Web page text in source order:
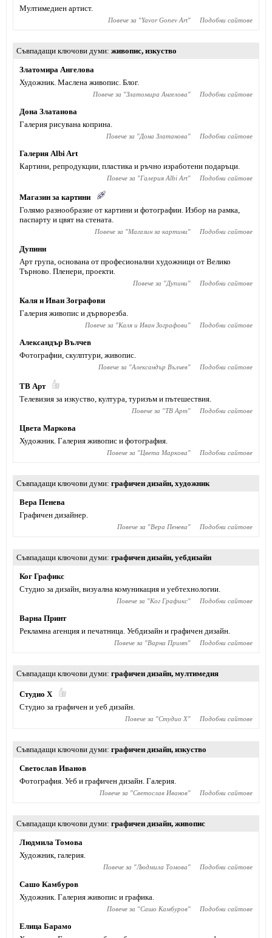
Мултимедиен артист.
Повече за "Yavor Gonev Art" Подобни сайтове
Съвпадащи ключови думи живопис, изкуство
Златомира Ангелова
Художник. Маслена живопис. Блог.
Повече за "Златомира Ангелова" Подобни сайтове
Дона Златанова
Галерия рисувана коприна.
Повече за "Дона Златанова" Подобни сайтове
Галерия Albi Art
Картини, репродукции, пластика и ръчно изработени подаръци.
Повече за "Галерия Albi Art" Подобни сайтове
Магазин за картини
Голямо разнообразие от картини и фотографии. Избор на рамка,
паспарту и цвят на стената.
Повече за "Магазин за картини" Подобни сайтове
Дупини
Арт група, основана от професионални художници от Велико
Търново. Пленери, проекти.
Повече за "Дупини" Подобни сайтове
Каля и Иван Зографови
Галерия живопис и дърворезба.
Повече за "Каля и Иван Зографови" Подобни сайтове
Александър Вълчев
Фотографии, скулптури, живопис.
Повече за "Александър Вълчев" Подобни сайтове
ТВ Арт
Телевизия за изкуство, култура, туризъм и пътешествия.
Повече за "ТВ Арт" Подобни сайтове
Цвета Маркова
Художник. Галерия живопис и фотография.
Повече за "Цвета Маркова" Подобни сайтове
Съвпадащи ключови думи графичен дизайн, художник
Вера Пенева
Графичен дизайнер.
Повече за "Вера Пенева" Подобни сайтове
Съвпадащи ключови думи графичен дизайн, уебдизайн
Ког Графикс
Студио за дизайн, визуална комуникация и уебтехнологии.
Повече за "Ког Графикс" Подобни сайтове
Варна Принт
Рекламна агенция и печатница. Уебдизайн и графичен дизайн.
Повече за "Варна Принт" Подобни сайтове
Съвпадащи ключови думи графичен дизайн, мултимедия
Студио X
Студио за графичен и уеб дизайн.
Повече за "Студио X" Подобни сайтове
Съвпадащи ключови думи графичен дизайн, изкуство
Светослав Иванов
Фотография. Уеб и графичен дизайн. Галерия.
Повече за "Светослав Иванов" Подобни сайтове
Съвпадащи ключови думи графичен дизайн, живопис
Людмила Томова
Художник, галерия.
Повече за "Людмила Томова" Подобни сайтове
Сашо Камбуров
Художник. Галерия живопис и графика.
Повече за "Сашо Камбуров" Подобни сайтове
Елица Барамо